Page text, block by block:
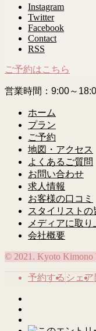
Instagram
Twitter
Facebook
Contact
RSS
ご予約はこちら
営業時間：9:00～
ホーム
プラン
ご予約
地図・アクセス
よくあるご質問
お問い合わせ
求人情報
お客様の口コミ
スタイリスト
メディアに取
会社概要
© 2021. Kyoto Kimono
予約する シェア